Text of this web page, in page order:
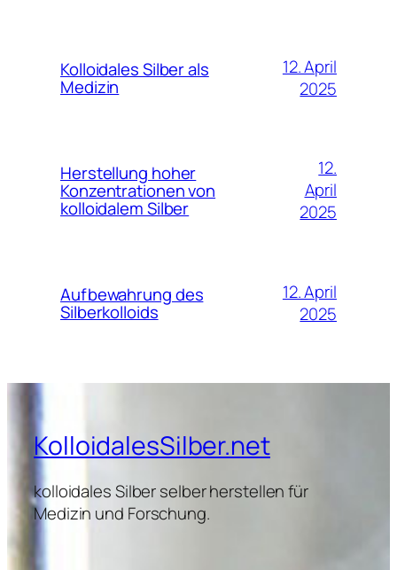
Kolloidales Silber als
Medizin
12. April
2025
Herstellung hoher
Konzentrationen von
kolloidalem Silber
12.
April
2025
Aufbewahrung des
Silberkolloids
12. April
2025
KolloidalesSilber.net
kolloidales Silber selber herstellen für
Medizin und Forschung.